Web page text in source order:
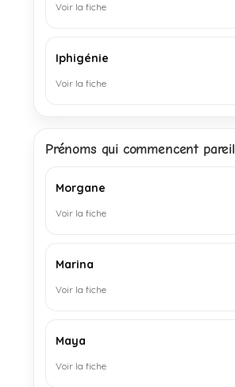
Voir la fiche
Iphigénie
Voir la fiche
Prénoms qui commencent pareil
Morgane
Voir la fiche
Marina
Voir la fiche
Maya
Voir la fiche